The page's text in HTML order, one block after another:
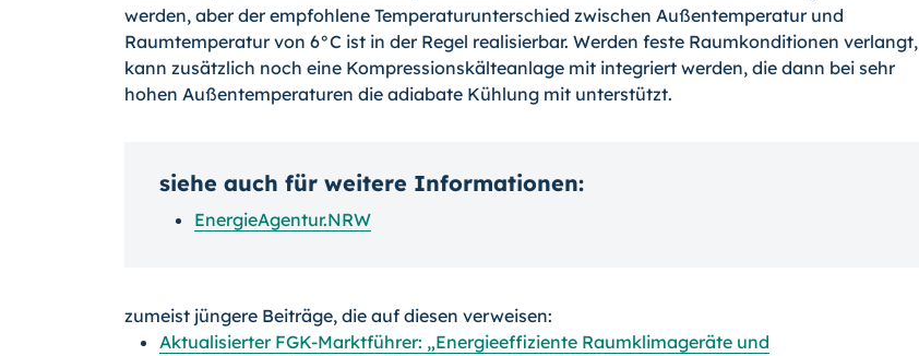
werden, aber der empfohlene Temperaturunterschied zwischen Außentemperatur und
Raumtemperatur von 6°C ist in der Regel realisierbar. Werden feste Raumkonditionen verlangt,
kann zusätzlich noch eine Kompressionskälteanlage mit integriert werden, die dann bei sehr
hohen Außentemperaturen die adiabate Kühlung mit unterstützt.
siehe auch für weitere Informationen:
EnergieAgentur.NRW
zumeist jüngere Beiträge, die auf diesen verweisen:
Aktualisierter FGK-Marktführer: „Energieeffiziente Raumklimageräte und